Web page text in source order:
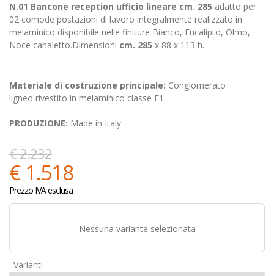
N.01 Bancone reception ufficio lineare cm. 285 adatto per
02 comode postazioni di lavoro integralmente realizzato in
melaminico disponibile nelle finiture Bianco, Eucalipto, Olmo,
Noce canaletto.Dimensioni cm. 285 x 88 x 113 h.
Materiale di costruzione principale: Conglomerato
ligneo rivestito in melaminico classe E1
PRODUZIONE: Made in Italy
€ 2.232
€ 1.518
Prezzo IVA esclusa
Nessuna variante selezionata
Varianti